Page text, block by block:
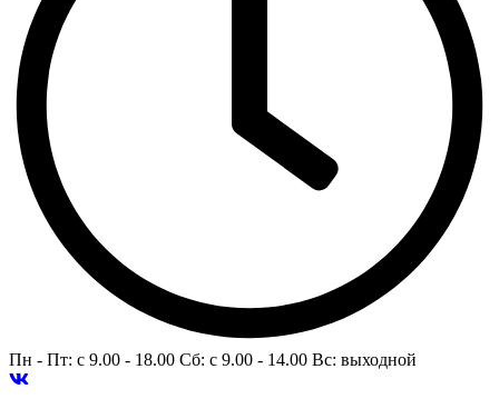
Пн - Пт: c 9.00 - 18.00 Сб: c 9.00 - 14.00 Вс: выходной